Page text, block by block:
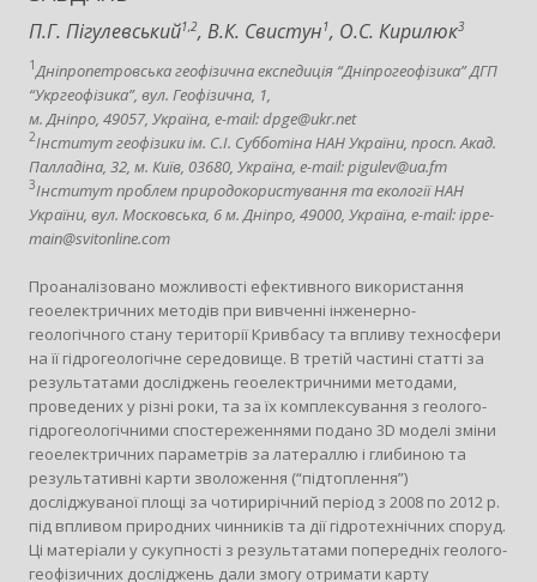
П.Г. Пігулевський1,2, В.К. Свистун1, О.С. Кирилюк3
1Дніпропетровська геофізична експедиція “Дніпрогеофізика” ДГП
“Укргеофізика”, вул. Геофізична, 1,
м. Дніпро, 49057, Україна, e-mail: dpge@ukr.net
2Інститут геофізики ім. С.І. Субботіна НАН України, просп. Акад.
Палладіна, 32, м. Київ, 03680, Україна, e-mail: pigulev@ua.fm
3Інститут проблем природокористування та екології НАН
України, вул. Московська, 6 м. Дніпро, 49000, Україна, e-mail: ippe-
main@svitonline.com
Проаналізовано можливості ефективного використання
геоелектричних методів при вивченні інженерно-
геологічного стану території Кривбасу та впливу техносфери
на її гідрогеологічне середовище. В третій частині статті за
результатами досліджень геоелектричними методами,
проведених у різні роки, та за їх комплексування з геолого-
гідрогеологічними спостереженнями подано 3D моделі зміни
геоелектричних параметрів за латераллю і глибиною та
результативні карти зволоження (“підтоплення”)
досліджуваної площі за чотирирічний період з 2008 по 2012 р.
під впливом природних чинників та дії гідротехнічних споруд.
Ці матеріали у сукупності з результатами попередніх геолого-
геофізичних досліджень дали змогу отримати карту